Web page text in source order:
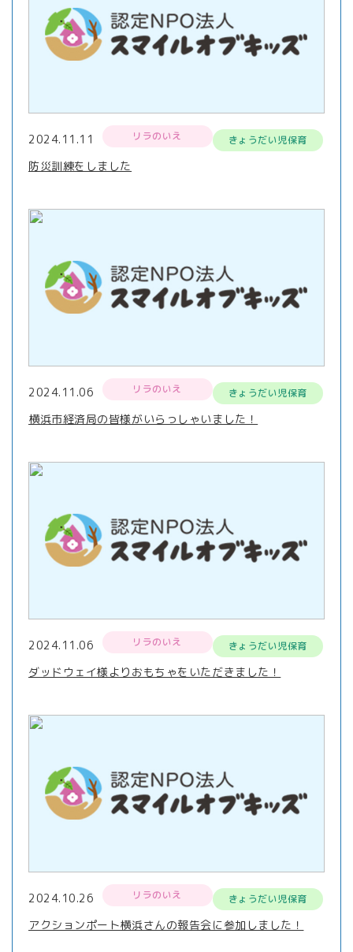
2024.11.11 リラのいえ きょうだい児保育
防災訓練をしました
2024.11.06 リラのいえ きょうだい児保育
横浜市経済局の皆様がいらっしゃいました！
2024.11.06 リラのいえ きょうだい児保育
ダッドウェイ様よりおもちゃをいただきました！
2024.10.26 リラのいえ きょうだい児保育
アクションポート横浜さんの報告会に参加しました！